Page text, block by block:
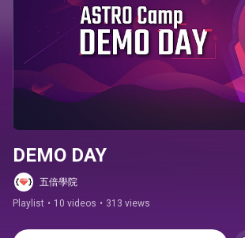
DEMO DAY
五倍學院
Playlist • 10 videos • 313 views